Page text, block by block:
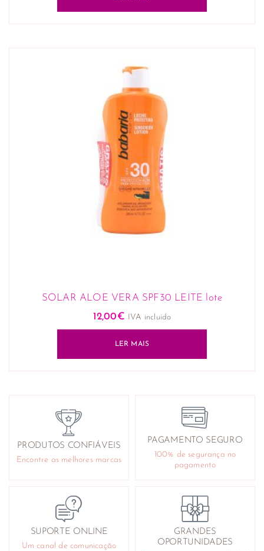
SOLAR ALOE VERA SPF30 LEITE lote
12,00€ IVA incluido
LER MAIS
PRODUTOS CONFIÁVEIS
Encontre as melhores marcas
PAGAMENTO SEGURO
100% de segurança no
pagamento
SUPORTE ONLINE
Um canal de comunicação
GRANDES
OPORTUNIDADES